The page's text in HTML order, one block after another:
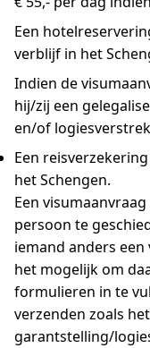
Een
verblijf in het
Indien de
hij/zij een
en/of
Een
het Schengen.
Een
persoon te
iemand anders een
het mogelijk om
formulieren in te
verzenden zoals
garantstelling/